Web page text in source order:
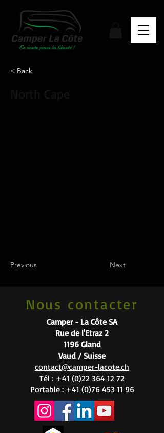
< Back
Previous Next
Nous contacter
Camper - La Côte SA
Rue de l'Etraz 2
1196 Gland
Vaud / Suisse
contact@camper-lacote.ch
Tél : +41 (0)22 364 12 72
Portable : +41 (0)76 453 11 96